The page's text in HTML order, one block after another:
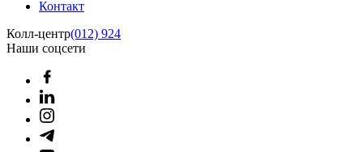
Контакт
Колл-центр(012) 924
Наши соцсети